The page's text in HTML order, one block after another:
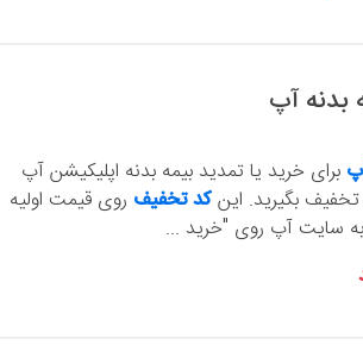
برای خرید یا تمدید بیمه بدنه اپلیکیشن آپ
کد تخفیف روی قیمت اولیه
به سایت آپ روی "خرید ...